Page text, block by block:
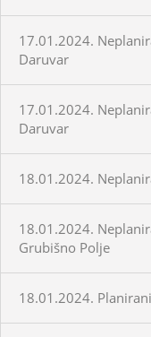
17.01.2024.
Daruvar
17.01.2024.
Daruvar
18.01.2024.
18.01.2024.
Grubišno Polje
18.01.2024.